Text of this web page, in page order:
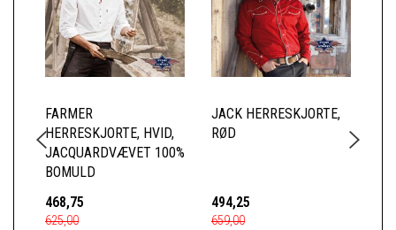
FARMER
HERRESKJORTE, HVID,
JACQUARDVÆVET 100%
BOMULD
468,75
625,00
JACK HERRESKJORTE,
RØD
494,25
659,00